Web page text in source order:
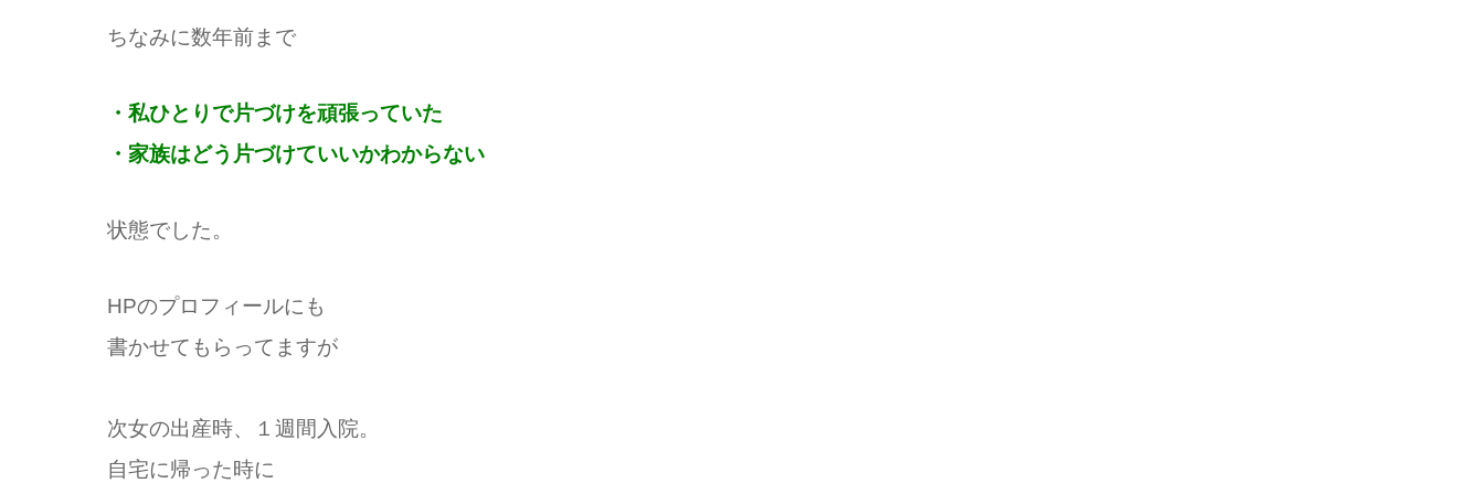
ちなみに数年前まで
・私ひとりで片づけを頑張っていた
・家族はどう片づけていいかわからない
状態でした。
HPのプロフィールにも
書かせてもらってますが
次女の出産時、１週間入院。
自宅に帰った時に